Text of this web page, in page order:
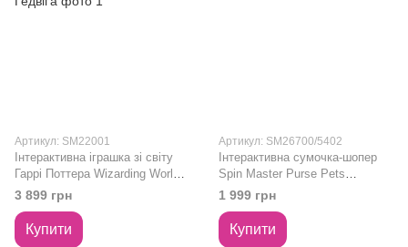
Артикул: SM22001
Інтерактивна іграшка зі світу
Гаррі Поттера Wizarding World:
Сова Гедвіґа
3 899 грн
Купити
Артикул: SM26700/5402
Інтерактивна сумочка-шопер
Spin Master Purse Pets
Гламікорн
1 999 грн
Купити